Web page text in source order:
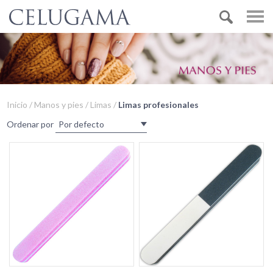
Inicio / Manos y pies / Limas / Limas profesionales
Ordenar por